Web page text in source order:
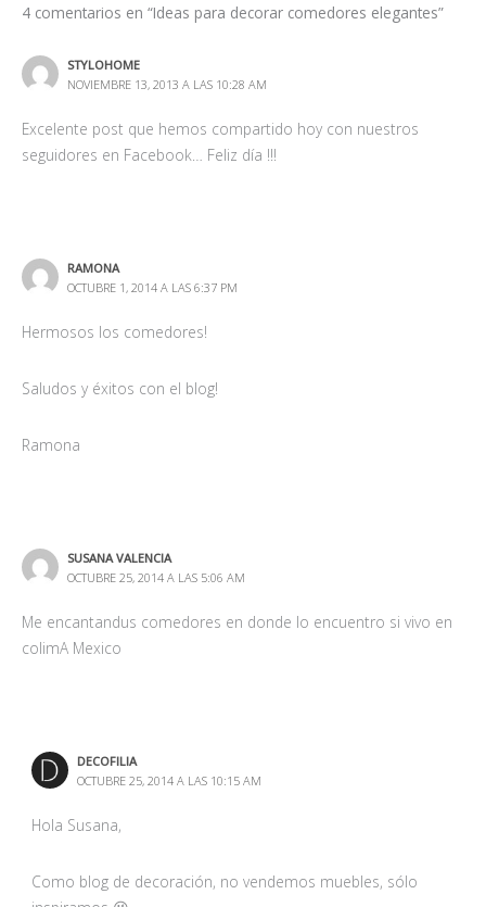
4 comentarios en “Ideas para decorar comedores elegantes”
STYLOHOME
NOVIEMBRE 13, 2013 A LAS 10:28 AM
Excelente post que hemos compartido hoy con nuestros
seguidores en Facebook… Feliz día !!!
RAMONA
OCTUBRE 1, 2014 A LAS 6:37 PM
Hermosos los comedores!
Saludos y éxitos con el blog!
Ramona
SUSANA VALENCIA
OCTUBRE 25, 2014 A LAS 5:06 AM
Me encantandus comedores en donde lo encuentro si vivo en
colimA Mexico
DECOFILIA
OCTUBRE 25, 2014 A LAS 10:15 AM
Hola Susana,
Como blog de decoración, no vendemos muebles, sólo